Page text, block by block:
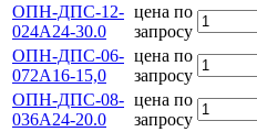
ОПН-ДПС-12-
024А24-30.0
цена по
запросу
ОПН-ДПС-06-
072А16-15,0
цена по
запросу
ОПН-ДПС-08-
036А24-20.0
цена по
запросу